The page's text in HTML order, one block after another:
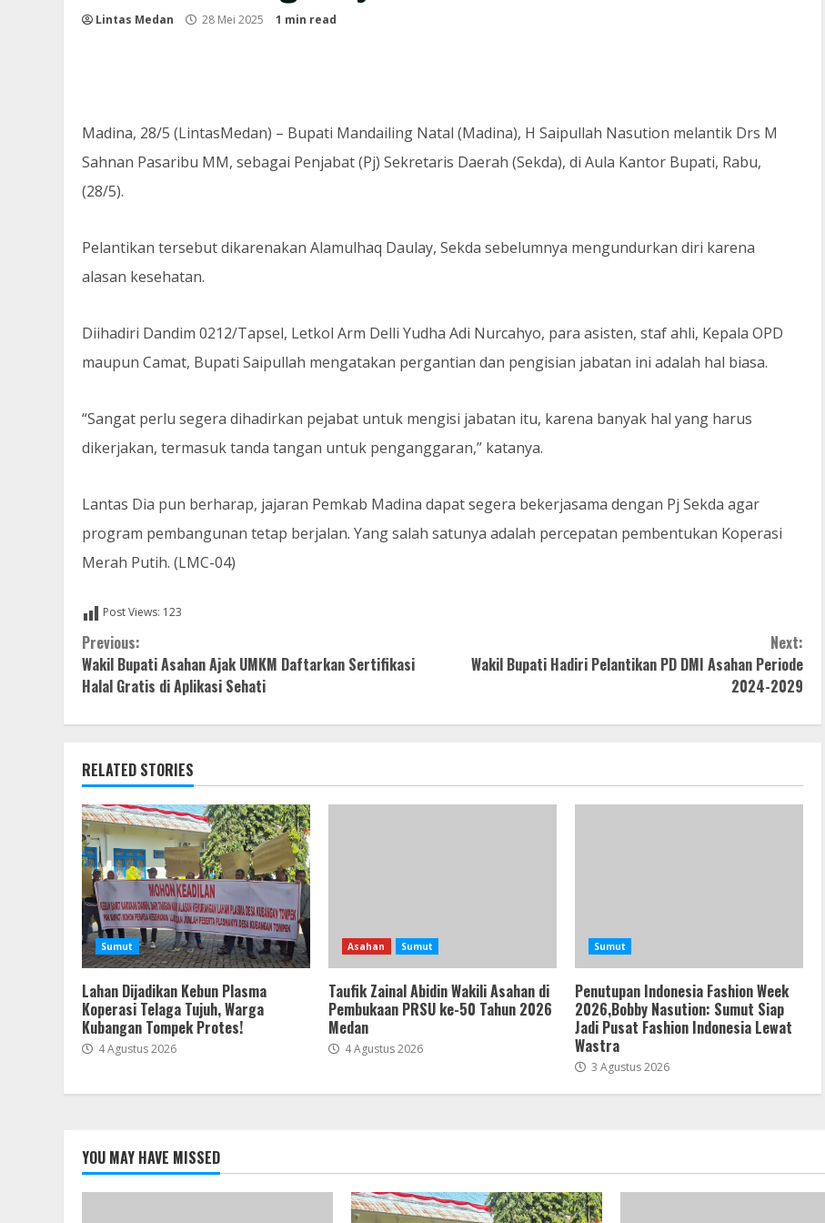
Lintas Medan 28 Mei 2025 1 min read
Madina, 28/5 (LintasMedan) – Bupati Mandailing Natal (Madina), H Saipullah Nasution melantik Drs M
Sahnan Pasaribu MM, sebagai Penjabat (Pj) Sekretaris Daerah (Sekda), di Aula Kantor Bupati, Rabu,
(28/5).
Pelantikan tersebut dikarenakan Alamulhaq Daulay, Sekda sebelumnya mengundurkan diri karena
alasan kesehatan.
Diihadiri Dandim 0212/Tapsel, Letkol Arm Delli Yudha Adi Nurcahyo, para asisten, staf ahli, Kepala OPD
maupun Camat, Bupati Saipullah mengatakan pergantian dan pengisian jabatan ini adalah hal biasa.
“Sangat perlu segera dihadirkan pejabat untuk mengisi jabatan itu, karena banyak hal yang harus
dikerjakan, termasuk tanda tangan untuk penganggaran,” katanya.
Lantas Dia pun berharap, jajaran Pemkab Madina dapat segera bekerjasama dengan Pj Sekda agar
program pembangunan tetap berjalan. Yang salah satunya adalah percepatan pembentukan Koperasi
Merah Putih. (LMC-04)
Post Views: 123
Continue
Reading
Previous:
Wakil Bupati Asahan Ajak UMKM Daftarkan Sertifikasi
Halal Gratis di Aplikasi Sehati
Next:
Wakil Bupati Hadiri Pelantikan PD DMI Asahan Periode
2024-2029
RELATED STORIES
Sumut
Lahan Dijadikan Kebun Plasma
Koperasi Telaga Tujuh, Warga
Kubangan Tompek Protes!
4 Agustus 2026
Asahan Sumut
Taufik Zainal Abidin Wakili Asahan di
Pembukaan PRSU ke-50 Tahun 2026
Medan
4 Agustus 2026
Sumut
Penutupan Indonesia Fashion Week
2026,Bobby Nasution: Sumut Siap
Jadi Pusat Fashion Indonesia Lewat
Wastra
3 Agustus 2026
YOU MAY HAVE MISSED